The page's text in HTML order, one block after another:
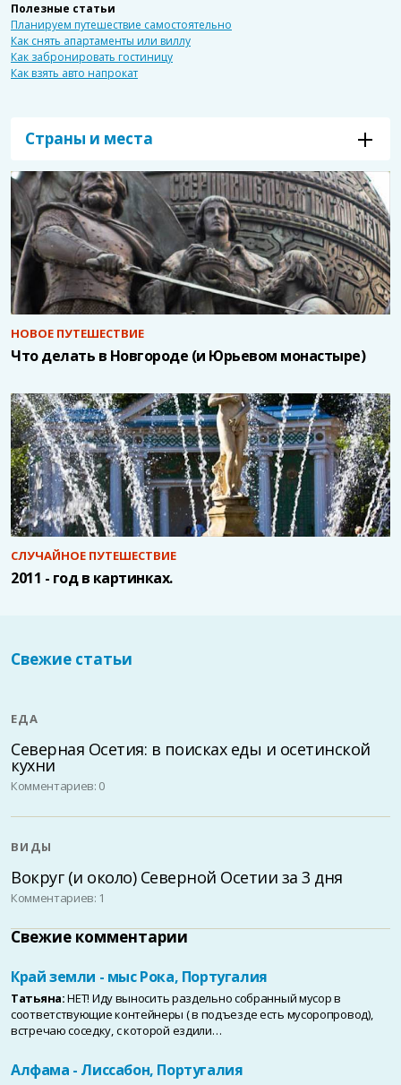
Полезные статьи
Планируем путешествие самостоятельно
Как снять апартаменты или виллу
Как забронировать гостиницу
Как взять авто напрокат
Страны и места
НОВОЕ ПУТЕШЕСТВИЕ
Что делать в Новгороде (и Юрьевом монастыре)
СЛУЧАЙНОЕ ПУТЕШЕСТВИЕ
2011 - год в картинках.
Свежие статьи
ЕДА
Северная Осетия: в поисках еды и осетинской
кухни
Комментариев: 0
ВИДЫ
Вокруг (и около) Северной Осетии за 3 дня
Комментариев: 1
Свежие комментарии
Край земли - мыс Рока, Португалия
Татьяна:НЕТ! Иду выносить раздельно собранный мусор в
соответствующие контейнеры ( в подъезде есть мусоропровод),
встречаю соседку, с которой ездили…
Алфама - Лиссабон, Португалия